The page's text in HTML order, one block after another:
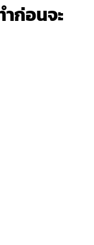
ก่อนจะ